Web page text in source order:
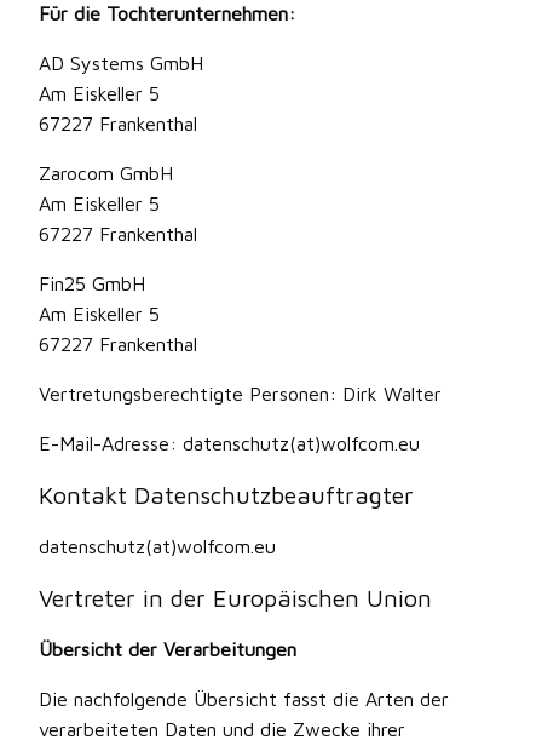
Für die Tochterunternehmen:
AD Systems GmbH
Am Eiskeller 5
67227 Frankenthal
Zarocom GmbH
Am Eiskeller 5
67227 Frankenthal
Fin25 GmbH
Am Eiskeller 5
67227 Frankenthal
Vertretungsberechtigte Personen: Dirk Walter
E-Mail-Adresse: datenschutz(at)wolfcom.eu
Kontakt Datenschutzbeauftragter
datenschutz(at)wolfcom.eu
Vertreter in der Europäischen Union
Übersicht der Verarbeitungen
Die nachfolgende Übersicht fasst die Arten der
verarbeiteten Daten und die Zwecke ihrer